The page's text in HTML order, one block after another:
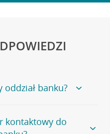
oddział banku?
banku, zapraszamy na
której znajduje się
kontaktowy do